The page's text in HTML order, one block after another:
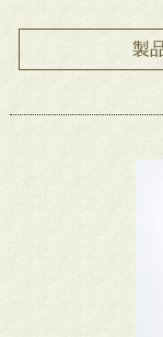
製